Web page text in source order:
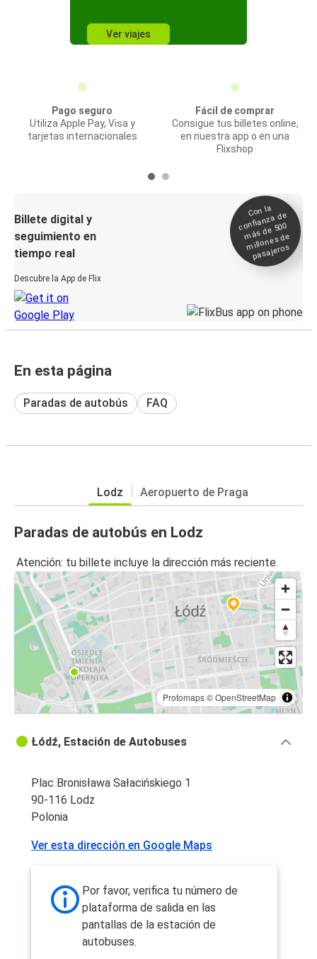
Ver viajes
Pago seguro
Utiliza Apple Pay, Visa y
tarjetas internacionales
Fácil de comprar
Consigue tus billetes online,
en nuestra app o en una
Flixshop
Billete digital y
seguimiento en
tiempo real
Descubre la App de Flix
Con la
confianza de
más de 500
millones de
pasajeros
En esta página
Paradas de autobús FAQ
Lodz Aeropuerto de Praga
Paradas de autobús en Lodz
Atención: tu billete incluye la dirección más reciente.
Protomaps©OpenStreetMap
Łódź, Estación de Autobuses
Plac Bronisława Sałacińskiego 1
90-116 Lodz
Polonia
Ver esta dirección en Google Maps
Por favor, verifica tu número de
plataforma de salida en las
pantallas de la estación de
autobuses.